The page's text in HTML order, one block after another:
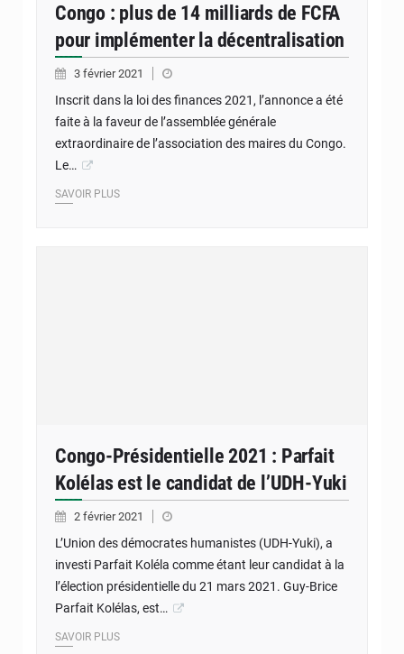
Congo : plus de 14 milliards de FCFA
pour implémenter la décentralisation
3 février 2021
Inscrit dans la loi des finances 2021, l’annonce a été
faite à la faveur de l’assemblée générale
extraordinaire de l’association des maires du Congo.
Le…
SAVOIR PLUS
Congo-Présidentielle 2021 : Parfait
Kolélas est le candidat de l’UDH-Yuki
2 février 2021
L’Union des démocrates humanistes (UDH-Yuki), a
investi Parfait Koléla comme étant leur candidat à la
l’élection présidentielle du 21 mars 2021. Guy-Brice
Parfait Kolélas, est…
SAVOIR PLUS